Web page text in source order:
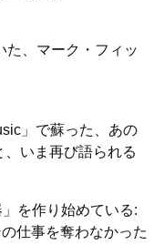
た、マーク・フィッ
」で蘇った、あの
いま再び語られる
を作り始めている:
仕事を奪わなかった